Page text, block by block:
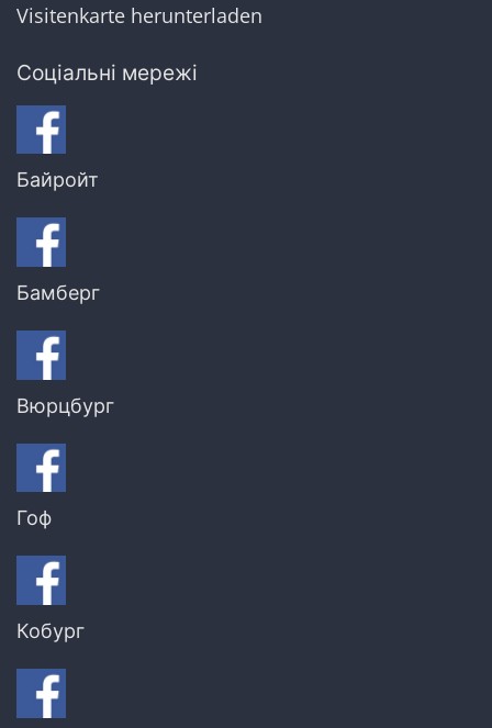
Visitenkarte herunterladen
Соціальні мережі
Байройт
Бамберг
Вюрцбург
Гоф
Кобург